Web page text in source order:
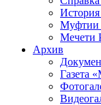
Муфтии
Мечети
Архив
Газета